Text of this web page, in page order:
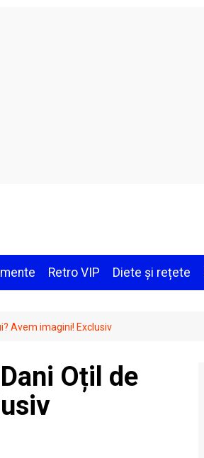
Retro VIP Diete și rețete
Avem imagini! Exclusiv
Oțil de